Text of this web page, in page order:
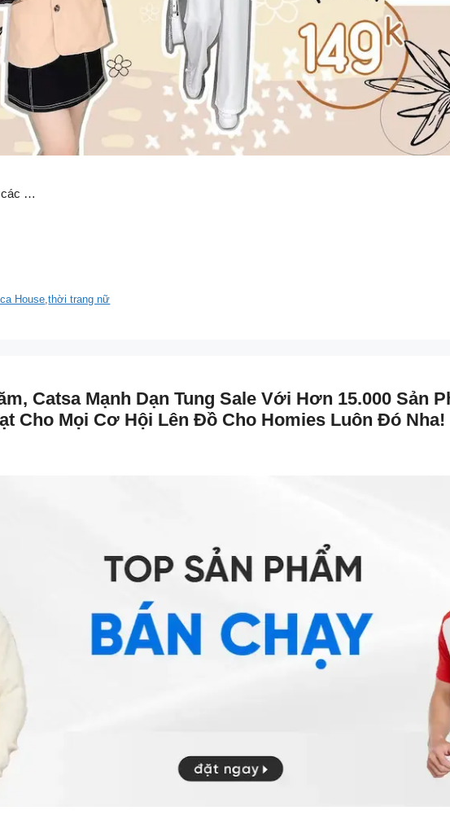
các …
House ,thời trang nữ
Catsa Mạnh Dạn Tung Sale Với Hơn 15.000 Sản
Cho Mọi Cơ Hội Lên Đồ Cho Homies Luôn Đó Nha!